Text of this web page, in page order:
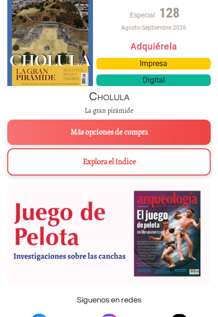
Especial 128
Agosto-Septiembre 2026
Adquiérela
Impresa
Digital
Cholula
La gran pirámide
Más opciones de compra
Explora el índice
Síguenos en redes